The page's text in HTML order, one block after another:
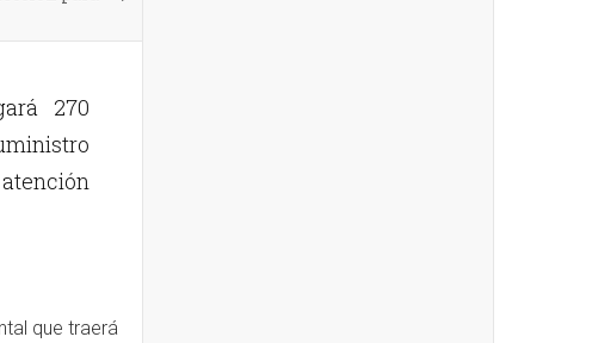
270
que traerá